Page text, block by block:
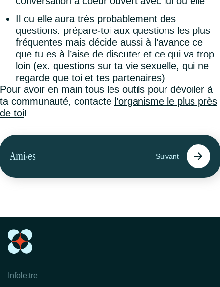
Il ou elle aura très probablement des
questions: prépare-toi aux questions les plus
fréquentes mais décide aussi à l’avance ce
que tu es à l’aise de discuter et ce qui va trop
loin (ex. questions sur ta vie sexuelle, qui ne
regarde que toi et tes partenaires)
Pour avoir en main tous les outils pour dévoiler à
ta communauté, contacte l’organisme le plus près
de toi!
Ami·es Suivant
Infolettre